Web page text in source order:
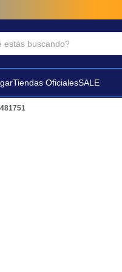
buscando?
Tiendas OficialesSALE
Más Buscados